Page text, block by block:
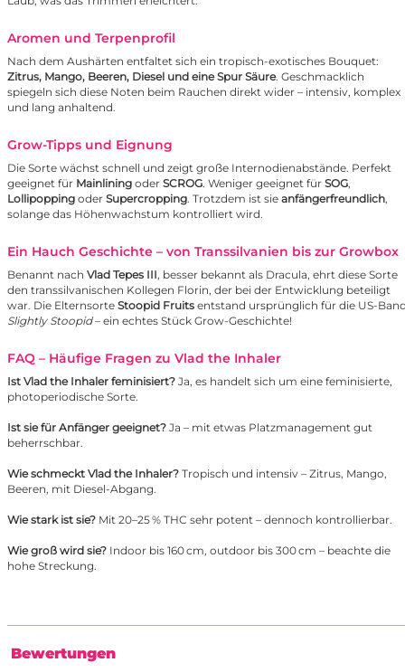
Aromen und Terpenprofil
Nach dem Aushärten entfaltet sich ein tropisch-exotisches Bouquet:
Zitrus, Mango, Beeren, Diesel und eine Spur Säure. Geschmacklich
spiegeln sich diese Noten beim Rauchen direkt wider – intensiv, komplex
und lang anhaltend.
Grow-Tipps und Eignung
Die Sorte wächst schnell und zeigt große Internodienabstände. Perfekt
geeignet für Mainlining oder SCROG. Weniger geeignet für SOG,
Lollipopping oder Supercropping. Trotzdem ist sie anfängerfreundlich,
solange das Höhenwachstum kontrolliert wird.
Ein Hauch Geschichte – von Transsilvanien bis zur Growbox
Benannt nach Vlad Tepes III, besser bekannt als Dracula, ehrt diese Sorte
den transsilvanischen Kollegen Florin, der bei der Entwicklung beteiligt
war. Die Elternsorte Stoopid Fruits entstand ursprünglich für die US-
Slightly Stoopid– ein echtes Stück Grow-Geschichte!
FAQ – Häufige Fragen zu Vlad the Inhaler
Ist Vlad the Inhaler feminisiert? Ja, es handelt sich um eine feminisierte,
photoperiodische Sorte.
Ist sie für Anfänger geeignet? Ja – mit etwas Platzmanagement gut
beherrschbar.
Wie schmeckt Vlad the Inhaler? Tropisch und intensiv – Zitrus, Mango,
Beeren, mit Diesel-Abgang.
Wie stark ist sie? Mit 20–25 % THC sehr potent – dennoch kontrollierbar.
Wie groß wird sie? Indoor bis 160 cm, outdoor bis 300 cm – beachte die
hohe Streckung.
Bewertungen